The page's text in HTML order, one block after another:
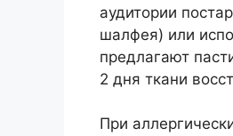
аудитории
шалфея) или
предлагают
2 дня ткани
При